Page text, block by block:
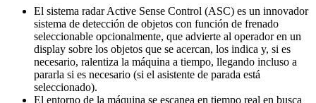
El sistema radar Active Sense Control (ASC) es un innovador
sistema de detección de objetos con función de frenado
seleccionable opcionalmente, que advierte al operador en un
display sobre los objetos que se acercan, los indica y, si es
necesario, ralentiza la máquina a tiempo, llegando incluso a
pararla si es necesario (si el asistente de parada está
seleccionado).
El entorno de la máquina se escanea en tiempo real en busca